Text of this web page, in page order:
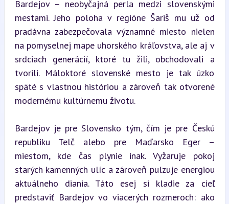
Bardejov – neobyčajná perla medzi slovenskými
mestami. Jeho poloha v regióne Šariš mu už od
pradávna zabezpečovala významné miesto nielen
na pomyselnej mape uhorského kráľovstva, ale aj v
srdciach generácií, ktoré tu žili, obchodovali a
tvorili. Máloktoré slovenské mesto je tak úzko
späté s vlastnou históriou a zároveň tak otvorené
modernému kultúrnemu životu.
Bardejov je pre Slovensko tým, čím je pre Českú
republiku Telč alebo pre Maďarsko Eger –
miestom, kde čas plynie inak. Vyžaruje pokoj
starých kamenných ulíc a zároveň pulzuje energiou
aktuálneho diania. Táto esej si kladie za cieľ
predstaviť Bardejov vo viacerých rozmeroch: ako